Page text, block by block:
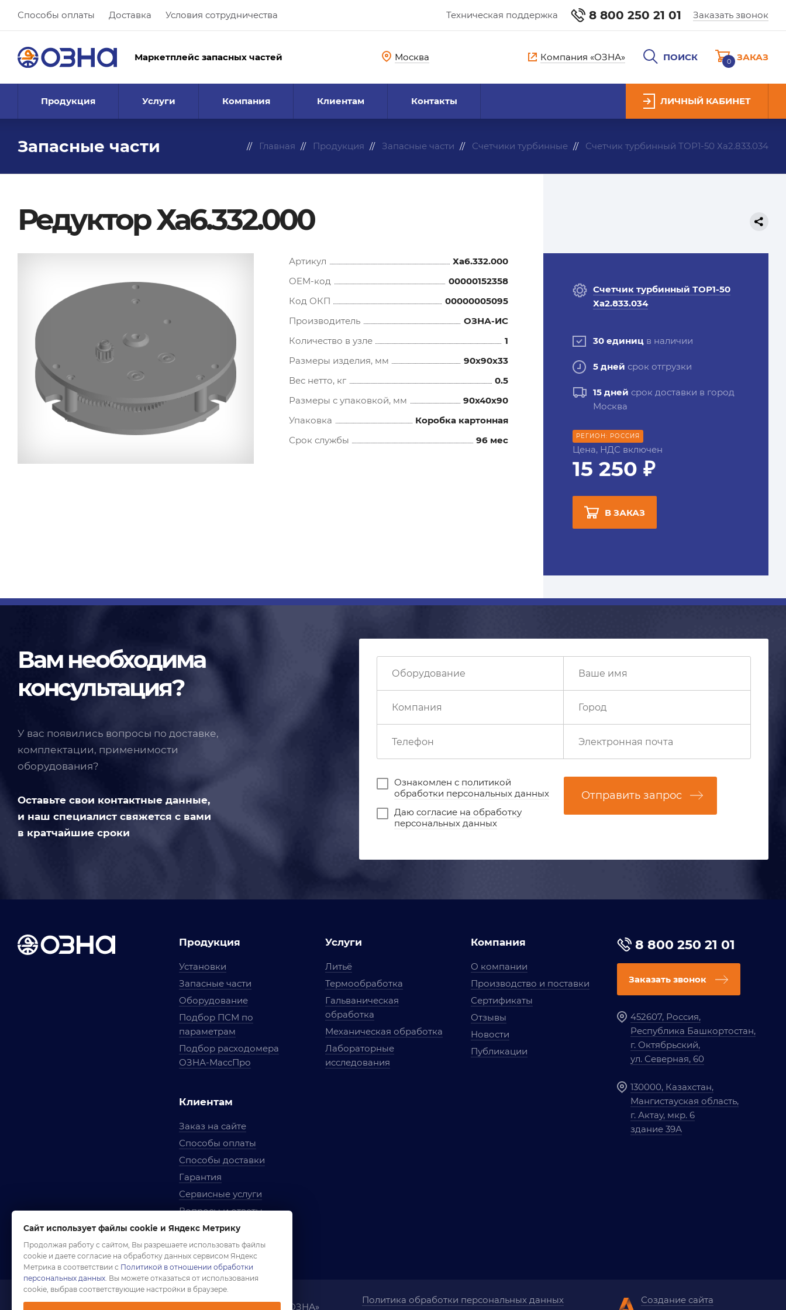
Способы оплаты Доставка Условия сотрудничества Техническая поддержка 8 800 250 21 01 Заказать звонок
Маркетплейс запасных частей Москва Компания «ОЗНА» ПОИСК 0 ЗАКАЗ
Продукция Услуги Компания Клиентам Контакты ЛИЧНЫЙ КАБИНЕТ
Запасные части Главная Продукция Запасные части Счетчики турбинные Счетчик турбинный ТОР1-50 Ха2.833.034
Редуктор Ха6.332.000
Артикул
Ха6.332.000
OEM-код
00000152358
Код ОКП
00000005095
Производитель
ОЗНА-ИС
Количество в узле
1
Размеры изделия, мм
90x90x33
Вес нетто, кг
0.5
Размеры с упаковкой, мм
90x40x90
Упаковка
Коробка картонная
Срок службы
96 мес
Счетчик турбинный ТОР1-50
Ха2.833.034
30 единиц в наличии
5 дней срок отгрузки
15 дней срок доставки в город
Москва
РЕГИОН: РОССИЯ
Цена, НДС включен
15 250 ₽
В ЗАКАЗ
Вам необходима
консультация?
У вас появились вопросы по доставке,
комплектации, применимости
оборудования?
Оставьте свои контактные данные,
и наш специалист свяжется с вами
в кратчайшие сроки
Ознакомлен с политикой
обработки персональных данных
Даю согласие на обработку
персональных данных
Отправить запрос
Продукция
Установки
Запасные части
Оборудование
Подбор ПСМ по
параметрам
Подбор расходомера
ОЗНА-МассПро
Клиентам
Заказ на сайте
Способы оплаты
Способы доставки
Гарантия
Сервисные услуги
Вопросы и ответы
Условия сотрудничества
Правила использования
Услуги
Литьё
Термообработка
Гальваническая
обработка
Механическая обработка
Лабораторные
исследования
Компания
О компании
Производство и поставки
Сертификаты
Отзывы
Новости
Публикации
8 800 250 21 01
Заказать звонок
452607, Россия,
Республика Башкортостан,
г. Октябрьский,
ул. Северная, 60
130000, Казахстан,
Мангистауская область,
г. Актау, мкр. 6
здание 39А
Компания «ОЗНА»
Политика обработки персональных данных
Создание сайта
Сайт использует файлы cookie и Яндекс Метрику
Продолжая работу с сайтом, Вы разрешаете использовать файлы
cookie и даете согласие на обработку данных сервисом Яндекс
Метрика в соответствии с Политикой в отношении обработки
персональных данных. Вы можете отказаться от использования
cookie, выбрав соответствующие настройки в браузере.